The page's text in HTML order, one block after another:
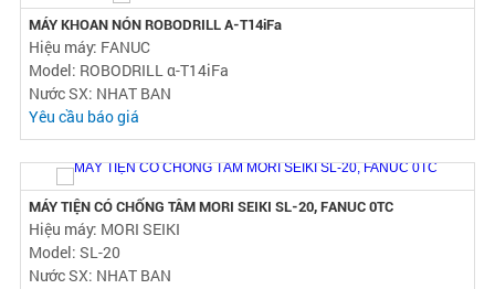
Hiệu máy: KANZAKI
Model: NL-10
Nước SX:
Yêu cầu báo giá
MÁY KHOAN NÓN ROBODRILL Α-T14iFa
Hiệu máy: FANUC
Model: ROBODRILL α-T14iFa
Nước SX: NHAT BAN
Yêu cầu báo giá